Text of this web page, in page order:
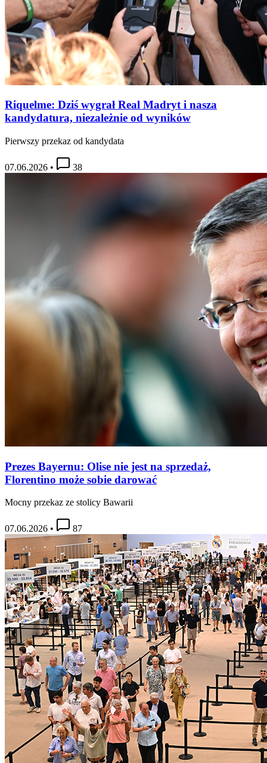
Riquelme: Dziś wygrał Real Madryt i nasza
kandydatura, niezależnie od wyników
Pierwszy przekaz od kandydata
07.06.2026 • 38
Prezes Bayernu: Olise nie jest na sprzedaż,
Florentino może sobie darować
Mocny przekaz ze stolicy Bawarii
07.06.2026 • 87